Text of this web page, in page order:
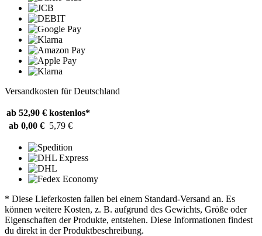
Versandkosten für Deutschland
ab 52,90 € kostenlos*
ab 0,00 € 5,79 €
* Diese Lieferkosten fallen bei einem Standard-Versand an. Es
können weitere Kosten, z. B. aufgrund des Gewichts, Größe oder
Eigenschaften der Produkte, entstehen. Diese Informationen findest
du direkt in der Produktbeschreibung.